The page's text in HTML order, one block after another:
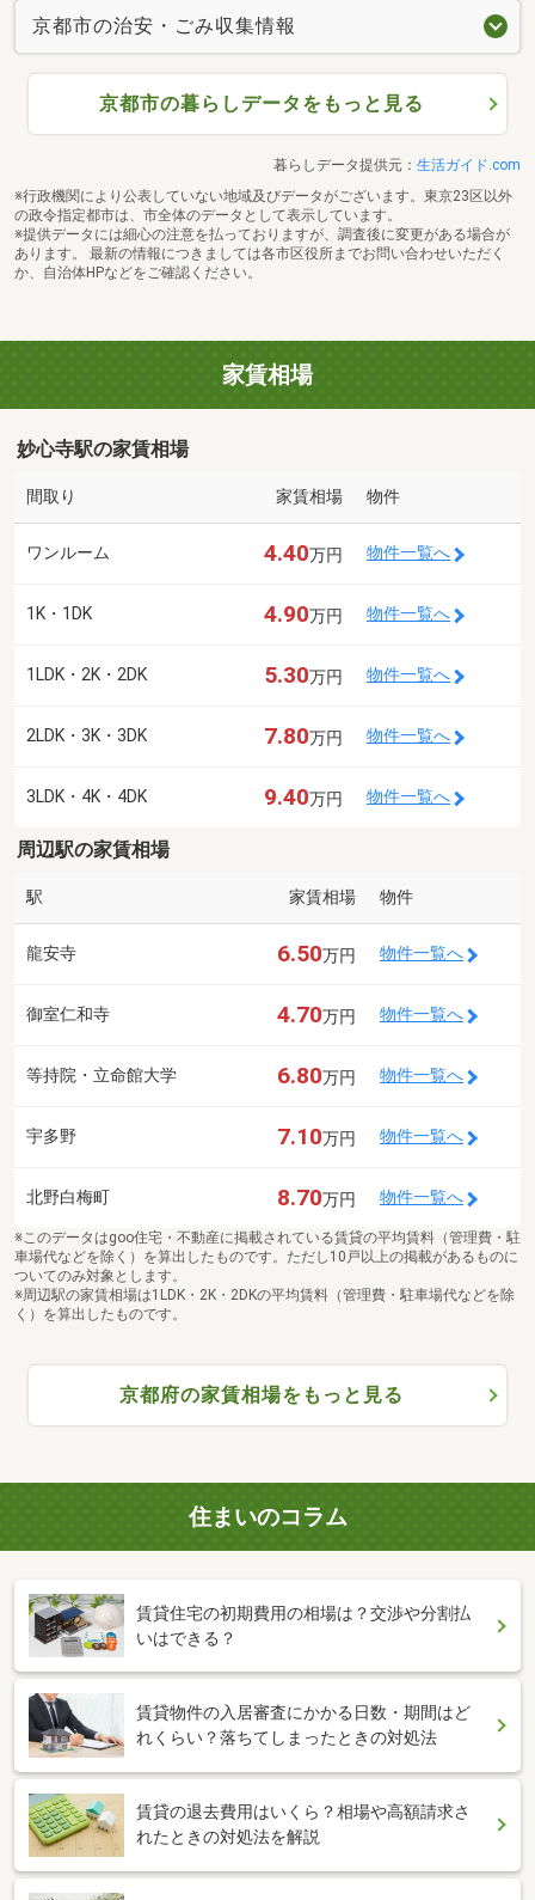
京都市の治安・ごみ収集情報
京都市の暮らしデータをもっと見る
暮らしデータ提供元： 生活ガイド.com
※行政機関により公表していない地域及びデータがございます。東京23区以外
の政令指定都市は、市全体のデータとして表示しています。
※提供データには細心の注意を払っておりますが、調査後に変更がある場合が
あります。 最新の情報につきましては各市区役所までお問い合わせいただく
か、自治体HPなどをご確認ください。
家賃相場
妙心寺駅の家賃相場
間取り 家賃相場 物件
ワンルーム 4.40万円 物件一覧へ
1K・1DK 4.90万円 物件一覧へ
1LDK・2K・2DK 5.30万円 物件一覧へ
2LDK・3K・3DK 7.80万円 物件一覧へ
3LDK・4K・4DK 9.40万円 物件一覧へ
周辺駅の家賃相場
駅 家賃相場 物件
龍安寺 6.50万円 物件一覧へ
御室仁和寺 4.70万円 物件一覧へ
等持院・立命館大学 6.80万円 物件一覧へ
宇多野 7.10万円 物件一覧へ
北野白梅町 8.70万円 物件一覧へ
※このデータはgoo住宅・不動産に掲載されている賃貸の平均賃料（管理費・駐
車場代などを除く）を算出したものです。ただし10戸以上の掲載があるものに
ついてのみ対象とします。
※周辺駅の家賃相場は1LDK・2K・2DKの平均賃料（管理費・駐車場代などを除
く）を算出したものです。
京都府の家賃相場をもっと見る
住まいのコラム
賃貸住宅の初期費用の相場は？交渉や分割払
いはできる？
賃貸物件の入居審査にかかる日数・期間はど
れくらい？落ちてしまったときの対処法
賃貸の退去費用はいくら？相場や高額請求さ
れたときの対処法を解説